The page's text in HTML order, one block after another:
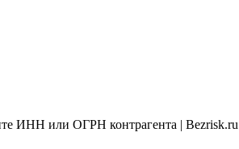
ИНН или ОГРН контрагента | Bezrisk.ru